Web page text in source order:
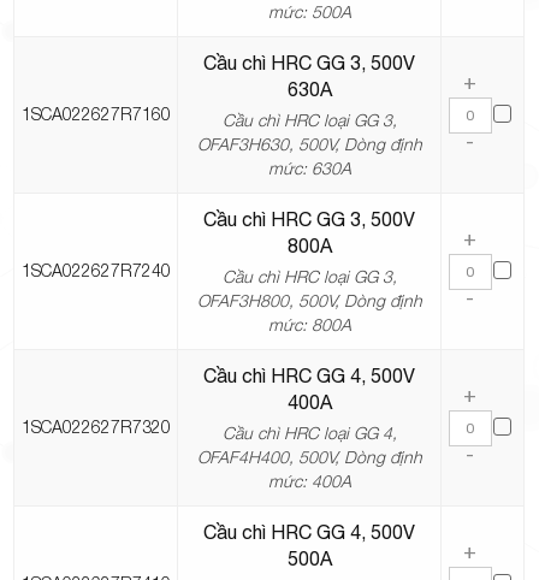
mức: 500A
1SCA022627R7160
Cầu chì HRC GG 3, 500V
630A
Cầu chì HRC loại GG 3,
OFAF3H630, 500V, Dòng định
mức: 630A
+
-
1SCA022627R7240
Cầu chì HRC GG 3, 500V
800A
Cầu chì HRC loại GG 3,
OFAF3H800, 500V, Dòng định
mức: 800A
+
-
1SCA022627R7320
Cầu chì HRC GG 4, 500V
400A
Cầu chì HRC loại GG 4,
OFAF4H400, 500V, Dòng định
mức: 400A
+
-
Cầu chì HRC GG 4, 500V
500A
+